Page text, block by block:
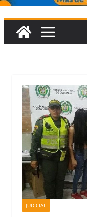
JUDICIAL